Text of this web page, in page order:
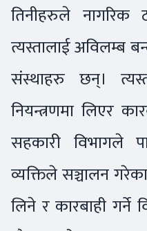
तिनीहरुले
त्यस्तालाई अविलम्ब
संस्थाहरु छन्।
नियन्त्रणमा लिएर
सहकारी विभागले
व्यक्तिले सञ्चालन
लिने र कारबाही गर्ने